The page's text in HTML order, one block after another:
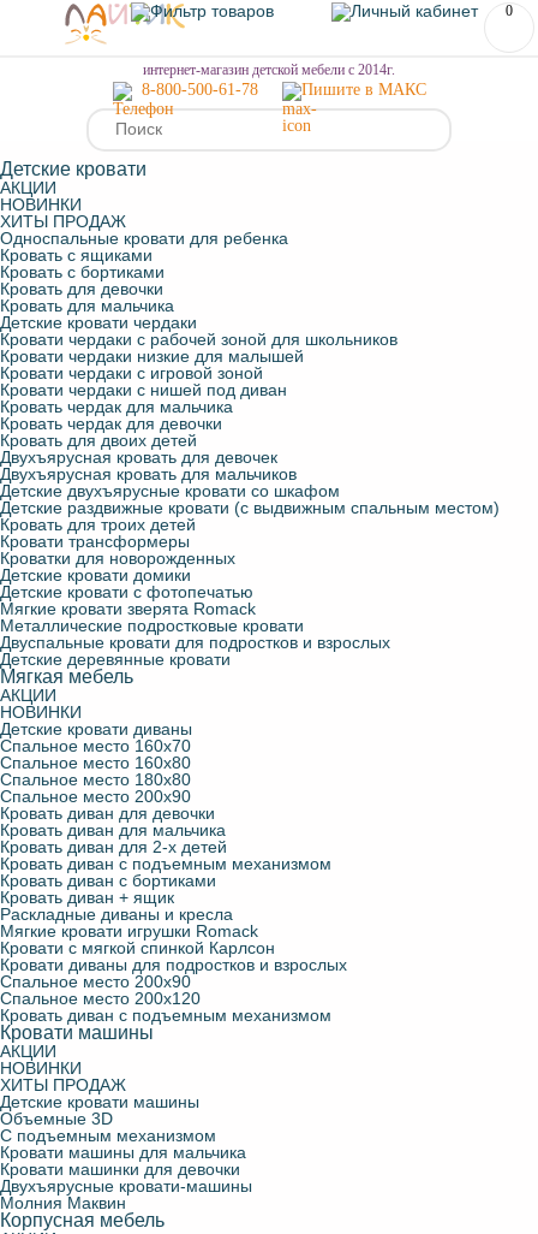
МЕНЮ
0
интернет-магазин детской мебели с 2014г.
8-800-500-61-78 Пишите в МАКС
Детские кровати
АКЦИИ
НОВИНКИ
ХИТЫ ПРОДАЖ
Односпальные кровати для ребенка
Кровать с ящиками
Кровать с бортиками
Кровать для девочки
Кровать для мальчика
Детские кровати чердаки
Кровати чердаки с рабочей зоной для школьников
Кровати чердаки низкие для малышей
Кровати чердаки с игровой зоной
Кровати чердаки с нишей под диван
Кровать чердак для мальчика
Кровать чердак для девочки
Кровать для двоих детей
Двухъярусная кровать для девочек
Двухъярусная кровать для мальчиков
Детские двухъярусные кровати со шкафом
Детские раздвижные кровати (с выдвижным спальным местом)
Кровать для троих детей
Кровати трансформеры
Кроватки для новорожденных
Детские кровати домики
Детские кровати с фотопечатью
Мягкие кровати зверята Romack
Металлические подростковые кровати
Двуспальные кровати для подростков и взрослых
Детские деревянные кровати
Мягкая мебель
АКЦИИ
НОВИНКИ
Детские кровати диваны
Спальное место 160х70
Спальное место 160х80
Спальное место 180х80
Спальное место 200х90
Кровать диван для девочки
Кровать диван для мальчика
Кровать диван для 2-х детей
Кровать диван с подъемным механизмом
Кровать диван с бортиками
Кровать диван + ящик
Раскладные диваны и кресла
Мягкие кровати игрушки Romack
Кровати с мягкой спинкой Карлсон
Кровати диваны для подростков и взрослых
Спальное место 200х90
Спальное место 200х120
Кровать диван с подъемным механизмом
Кровати машины
АКЦИИ
НОВИНКИ
ХИТЫ ПРОДАЖ
Детские кровати машины
Объемные 3D
С подъемным механизмом
Кровати машины для мальчика
Кровати машинки для девочки
Двухъярусные кровати-машины
Молния Маквин
Корпусная мебель